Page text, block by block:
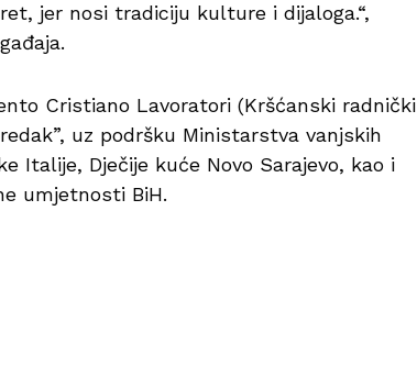
jer nosi tradiciju kulture i dijaloga.“,
Cristiano Lavoratori (Kršćanski radnički
uz podršku Ministarstva vanjskih
Italije, Dječije kuće Novo Sarajevo, kao i
umjetnosti BiH.